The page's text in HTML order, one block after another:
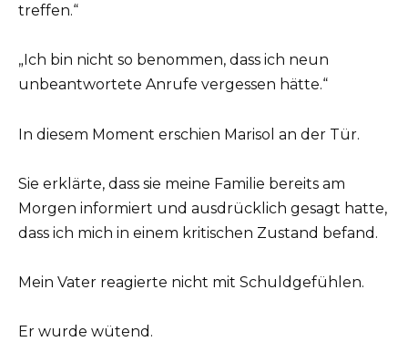
treffen.“
„Ich bin nicht so benommen, dass ich neun
unbeantwortete Anrufe vergessen hätte.“
In diesem Moment erschien Marisol an der Tür.
Sie erklärte, dass sie meine Familie bereits am
Morgen informiert und ausdrücklich gesagt hatte,
dass ich mich in einem kritischen Zustand befand.
Mein Vater reagierte nicht mit Schuldgefühlen.
Er wurde wütend.